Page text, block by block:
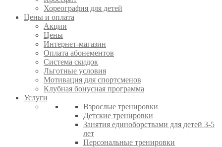
Хореография для детей
Цены и оплата
Акции
Цены
Интернет-магазин
Оплата абонементов
Система скидок
Льготные условия
Мотивация для спортсменов
Клубная бонусная программа
Услуги
Взрослые тренировки
Детские тренировки
Занятия единоборствами для детей 3-5
лет
Персональные тренировки